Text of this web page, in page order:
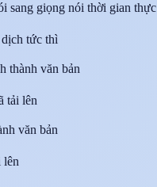
sang giọng nói thời gian thực
tức thì
thành văn bản
tải lên
văn bản
lên